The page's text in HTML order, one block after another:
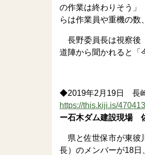
の作業は終わりそう」
らは作業員や重機の数
長野委員長は視察後
道陣から聞かれると「
◆2019年2月19日 長
https://this.kiji.is/
ー石木ダム建設現場
県と佐世保市が東彼
長）のメンバーが18日